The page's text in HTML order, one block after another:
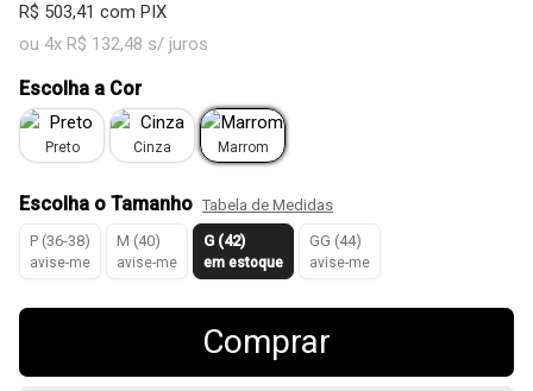
R$ 503,41 com PIX
ou 4x R$ 132,48 s/ juros
Escolha a Cor
Preto Cinza Marrom
Escolha o Tamanho Tabela de Medidas
P (36-38)
avise-me
M (40)
avise-me
G (42)
em estoque
GG (44)
avise-me
Comprar